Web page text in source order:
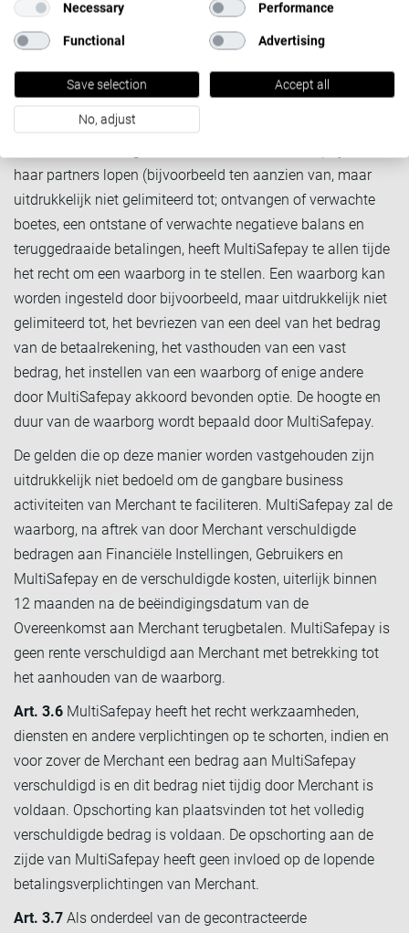
overeengekomen.
Art. 3.4 Indien er sprake is van een contract voor bepaalde
tijd, kan MultiSafepay na afloop van deze contractperiode
voor de nieuwe overeenkomst gewijzigde voorwaarden van
toepassing laten zijn.
haar partners lopen (bijvoorbeeld ten aanzien van, maar
uitdrukkelijk niet gelimiteerd tot; ontvangen of verwachte
boetes, een ontstane of verwachte negatieve balans en
teruggedraaide betalingen, heeft MultiSafepay te allen tijde
het recht om een waarborg in te stellen. Een waarborg kan
worden ingesteld door bijvoorbeeld, maar uitdrukkelijk niet
gelimiteerd tot, het bevriezen van een deel van het bedrag
van de betaalrekening, het vasthouden van een vast
bedrag, het instellen van een waarborg of enige andere
door MultiSafepay akkoord bevonden optie. De hoogte en
duur van de waarborg wordt bepaald door MultiSafepay.
De gelden die op deze manier worden vastgehouden zijn
uitdrukkelijk niet bedoeld om de gangbare business
activiteiten van Merchant te faciliteren. MultiSafepay zal de
waarborg, na aftrek van door Merchant verschuldigde
bedragen aan Financiële Instellingen, Gebruikers en
MultiSafepay en de verschuldigde kosten, uiterlijk binnen
12 maanden na de beëindigingsdatum van de
Overeenkomst aan Merchant terugbetalen. MultiSafepay is
geen rente verschuldigd aan Merchant met betrekking tot
het aanhouden van de waarborg.
Art. 3.6 MultiSafepay heeft het recht werkzaamheden,
diensten en andere verplichtingen op te schorten, indien en
voor zover de Merchant een bedrag aan MultiSafepay
verschuldigd is en dit bedrag niet tijdig door Merchant is
voldaan. Opschorting kan plaatsvinden tot het volledig
verschuldigde bedrag is voldaan. De opschorting aan de
zijde van MultiSafepay heeft geen invloed op de lopende
betalingsverplichtingen van Merchant.
Art. 3.7 Als onderdeel van de gecontracteerde
Necessary Performance
Functional Advertising
Save selection Accept all
No, adjust